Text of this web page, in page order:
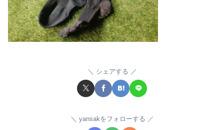
シェアする
yansakをフォローする